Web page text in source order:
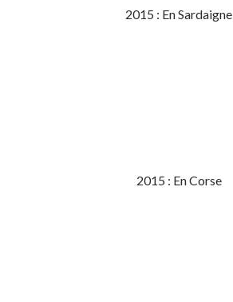
2015 : En Sardaigne
2015 : En Corse